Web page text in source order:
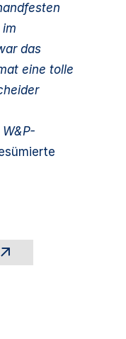
das
eine tolle